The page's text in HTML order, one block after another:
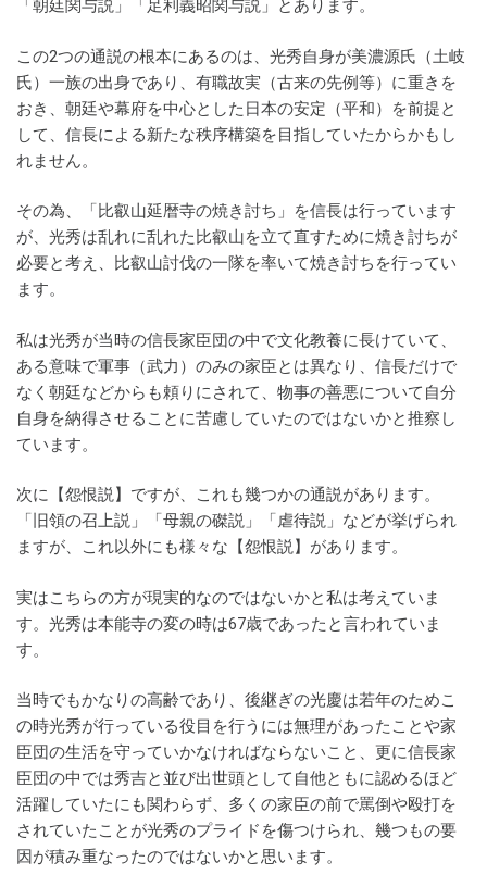
「朝廷関与説」「足利義昭関与説」とあります。
この2つの通説の根本にあるのは、光秀自身が美濃源氏（土岐
氏）一族の出身であり、有職故実（古来の先例等）に重きを
おき、朝廷や幕府を中心とした日本の安定（平和）を前提と
して、信長による新たな秩序構築を目指していたからかもし
れません。
その為、「比叡山延暦寺の焼き討ち」を信長は行っています
が、光秀は乱れに乱れた比叡山を立て直すために焼き討ちが
必要と考え、比叡山討伐の一隊を率いて焼き討ちを行ってい
ます。
私は光秀が当時の信長家臣団の中で文化教養に長けていて、
ある意味で軍事（武力）のみの家臣とは異なり、信長だけで
なく朝廷などからも頼りにされて、物事の善悪について自分
自身を納得させることに苦慮していたのではないかと推察し
ています。
次に【怨恨説】ですが、これも幾つかの通説があります。
「旧領の召上説」「母親の磔説」「虐待説」などが挙げられ
ますが、これ以外にも様々な【怨恨説】があります。
実はこちらの方が現実的なのではないかと私は考えていま
す。光秀は本能寺の変の時は67歳であったと言われていま
す。
当時でもかなりの高齢であり、後継ぎの光慶は若年のためこ
の時光秀が行っている役目を行うには無理があったことや家
臣団の生活を守っていかなければならないこと、更に信長家
臣団の中では秀吉と並び出世頭として自他ともに認めるほど
活躍していたにも関わらず、多くの家臣の前で罵倒や殴打を
されていたことが光秀のプライドを傷つけられ、幾つもの要
因が積み重なったのではないかと思います。